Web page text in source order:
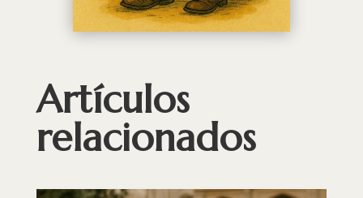
Artículos
relacionados